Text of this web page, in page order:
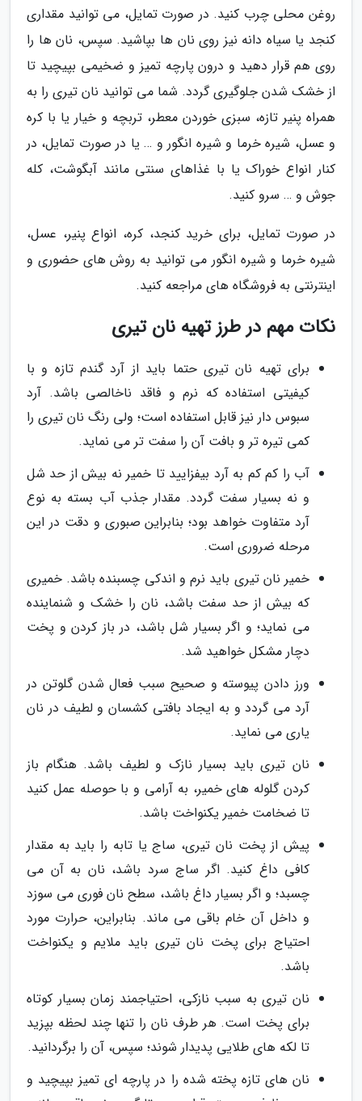
روغن محلی چرب کنید. در صورت تمایل، می توانید مقداری
کنجد یا سیاه دانه نیز روی نان ها بپاشید. سپس، نان ها را
روی هم قرار دهید و درون پارچه تمیز و ضخیمی بپیچید تا
از خشک شدن جلوگیری گردد. شما می توانید نان تیری را به
همراه پنیر تازه، سبزی خوردن معطر، تربچه و خیار یا با کره
و عسل، شیره خرما و شیره انگور و … یا در صورت تمایل، در
کنار انواع خوراک یا با غذاهای سنتی مانند آبگوشت، کله
جوش و … سرو کنید.
در صورت تمایل، برای خرید کنجد، کره، انواع پنیر، عسل،
شیره خرما و شیره انگور می توانید به روش های حضوری و
اینترنتی به فروشگاه های مراجعه کنید.
نکات مهم در طرز تهیه نان تیری
برای تهیه نان تیری حتما باید از آرد گندم تازه و با
کیفیتی استفاده که نرم و فاقد ناخالصی باشد. آرد
سبوس دار نیز قابل استفاده است؛ ولی رنگ نان تیری را
کمی تیره تر و بافت آن را سفت تر می نماید.
آب را کم کم به آرد بیفزایید تا خمیر نه بیش از حد شل
و نه بسیار سفت گردد. مقدار جذب آب بسته به نوع
آرد متفاوت خواهد بود؛ بنابراین صبوری و دقت در این
مرحله ضروری است.
خمیر نان تیری باید نرم و اندکی چسبنده باشد. خمیری
که بیش از حد سفت باشد، نان را خشک و شنماینده
می نماید؛ و اگر بسیار شل باشد، در باز کردن و پخت
دچار مشکل خواهید شد.
ورز دادن پیوسته و صحیح سبب فعال شدن گلوتن در
آرد می گردد و به ایجاد بافتی کشسان و لطیف در نان
یاری می نماید.
نان تیری باید بسیار نازک و لطیف باشد. هنگام باز
کردن گلوله های خمیر، به آرامی و با حوصله عمل کنید
تا ضخامت خمیر یکنواخت باشد.
پیش از پخت نان تیری، ساج یا تابه را باید به مقدار
کافی داغ کنید. اگر ساج سرد باشد، نان به آن می
چسبد؛ و اگر بسیار داغ باشد، سطح نان فوری می سوزد
و داخل آن خام باقی می ماند. بنابراین، حرارت مورد
احتیاج برای پخت نان تیری باید ملایم و یکنواخت
باشد.
نان تیری به سبب نازکی، احتیاجمند زمان بسیار کوتاه
برای پخت است. هر طرف نان را تنها چند لحظه بپزید
تا لکه های طلایی پدیدار شوند؛ سپس، آن را برگردانید.
نان های تازه پخته شده را در پارچه ای تمیز بپیچید و